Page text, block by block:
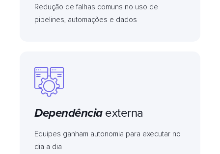
Redução de falhas comuns no uso de
pipelines, automações e dados
Dependência externa
Equipes ganham autonomia para executar no
dia a dia